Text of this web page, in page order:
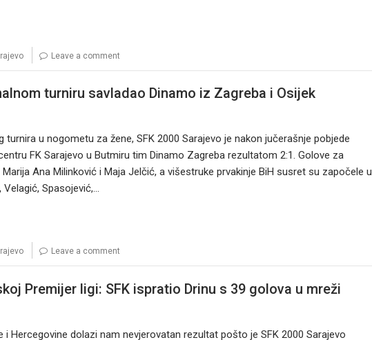
Leave a comment
turniru savladao Dinamo iz Zagreba i Osijek
u nogometu za žene, SFK 2000 Sarajevo je nakon jučerašnje pobjede
FK Sarajevo u Butmiru tim Dinamo Zagreba rezultatom 2:1. Golove za
Ana Milinković i Maja Jelčić, a višestruke prvakinje BiH susret su započele u
Spasojević,…
Leave a comment
Premijer ligi: SFK ispratio Drinu s 39 golova u mreži
i Hercegovine dolazi nam nevjerovatan rezultat pošto je SFK 2000 Sarajevo